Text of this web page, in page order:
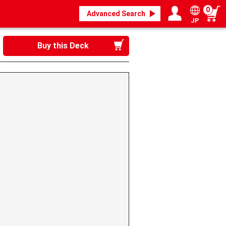
Advanced Search
Login / Register
My page
JP
0
Buy this Deck